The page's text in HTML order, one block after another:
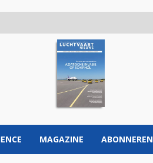
MAGAZINE ABONNEREN